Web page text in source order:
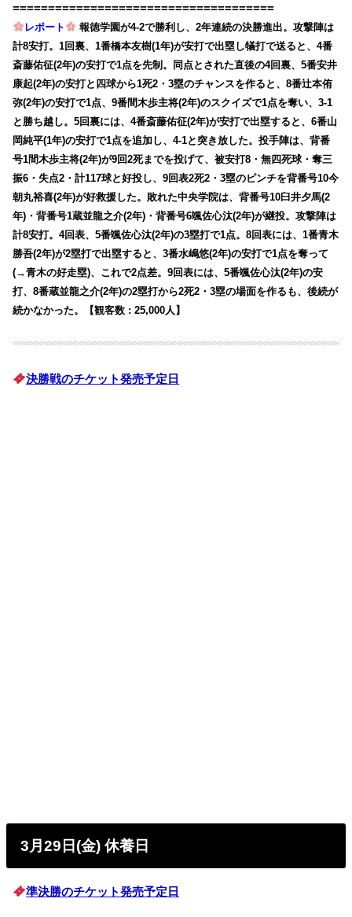
=====================================
レポート
報徳学園が4-2で勝利し、2年連続の決勝進出。攻撃陣は
計8安打。1回裏、1番橋本友樹(1年)が安打で出塁し犠打で送ると、4番
斎藤佑征(2年)の安打で1点を先制。同点とされた直後の4回裏、5番安井
康起(2年)の安打と四球から1死2・3塁のチャンスを作ると、8番辻本侑
弥(2年)の安打で1点、9番間木歩主将(2年)のスクイズで1点を奪い、3-1
と勝ち越し。5回裏には、4番斎藤佑征(2年)が安打で出塁すると、6番山
岡純平(1年)の安打で1点を追加し、4-1と突き放した。投手陣は、背番
号1間木歩主将(2年)が9回2死までを投げて、被安打8・無四死球・奪三
振6・失点2・計117球と好投し、9回表2死2・3塁のピンチを背番号10今
朝丸裕喜(2年)が好救援した。敗れた中央学院は、背番号10臼井夕馬(2
年)・背番号1蔵並龍之介(2年)・背番号6颯佐心汰(2年)が継投。攻撃陣は
計8安打。4回表、5番颯佐心汰(2年)の3塁打で1点。8回表には、1番青木
勝吾(2年)が2塁打で出塁すると、3番水嶋悠(2年)の安打で1点を奪って
(→青木の好走塁)、これで2点差。9回表には、5番颯佐心汰(2年)の安
打、8番蔵並龍之介(2年)の2塁打から2死2・3塁の場面を作るも、後続が
続かなかった。【観客数 : 25,000人】
決勝戦のチケット発売予定日
3月29日(金) 休養日
準決勝のチケット発売予定日